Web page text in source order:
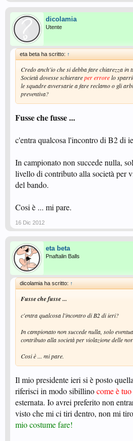
Così, in modo che tutti possano contribuire,
casa comune con spirito serio, gioviale,
scrivere : FINE !
.... o no ? ... resta altro in sospeso ?
dicolamia
Utente
eta beta ha scritto: ↑
Credo anch'io che si debba fare chiarezza in
Società dovesse schierareper errorelo
le squadre avversarie a fare reclamo o gli
preventiva?
Fusse che fusse ...
c'entra qualcosa l'incontro di B2 di
In campionato non succede nulla,
livello di contributo alla società per
del bando.
Cosi è ... mi pare.
16 Dic 2012
eta beta
Pnaftalin Balls
dicolamia ha scritto: ↑
Fusse che fusse ...
c'entra qualcosa l'incontro di B2 di ieri?
In campionato non succede nulla, solo
contributo alla società per violazione delle
Cosi è ... mi pare.
Il mio presidente ieri si è posto
riferisci in modo sibillinocome è
esternata. Io avrei preferito non
visto che mi ci tiri dentro, non mi
mio costume fare!